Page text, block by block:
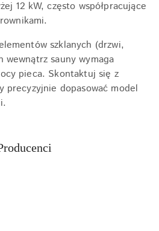
12 kW, często współpracujące
szklanych (drzwi,
sauny wymaga
pieca. Skontaktuj się z
precyzyjnie dopasować model